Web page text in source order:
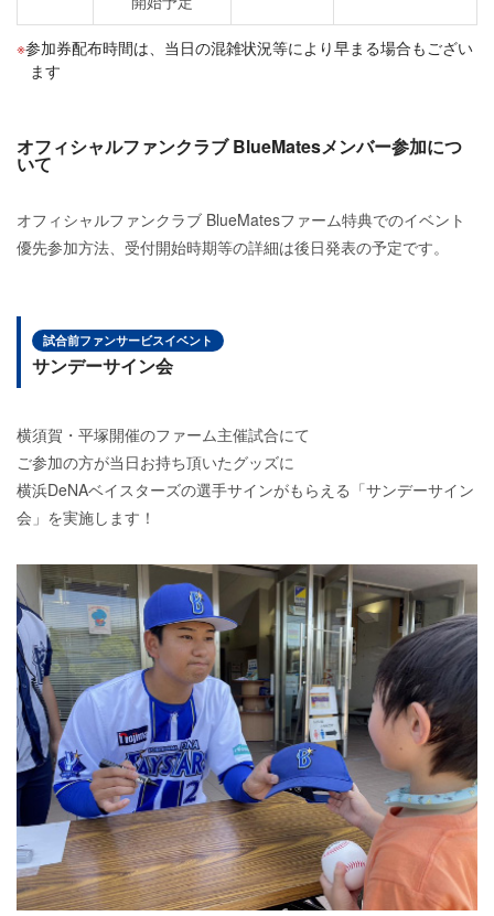
参加券配布時間は、当日の混雑状況等により早まる場合もござい
ます
オフィシャルファンクラブ BlueMatesメンバー参加につ
いて
オフィシャルファンクラブ BlueMatesファーム特典でのイベント
優先参加方法、受付開始時期等の詳細は後日発表の予定です。
試合前ファンサービスイベント
サンデーサイン会
横須賀・平塚開催のファーム主催試合にて
ご参加の方が当日お持ち頂いたグッズに
横浜DeNAベイスターズの選手サインがもらえる「サンデーサイン
会」を実施します！